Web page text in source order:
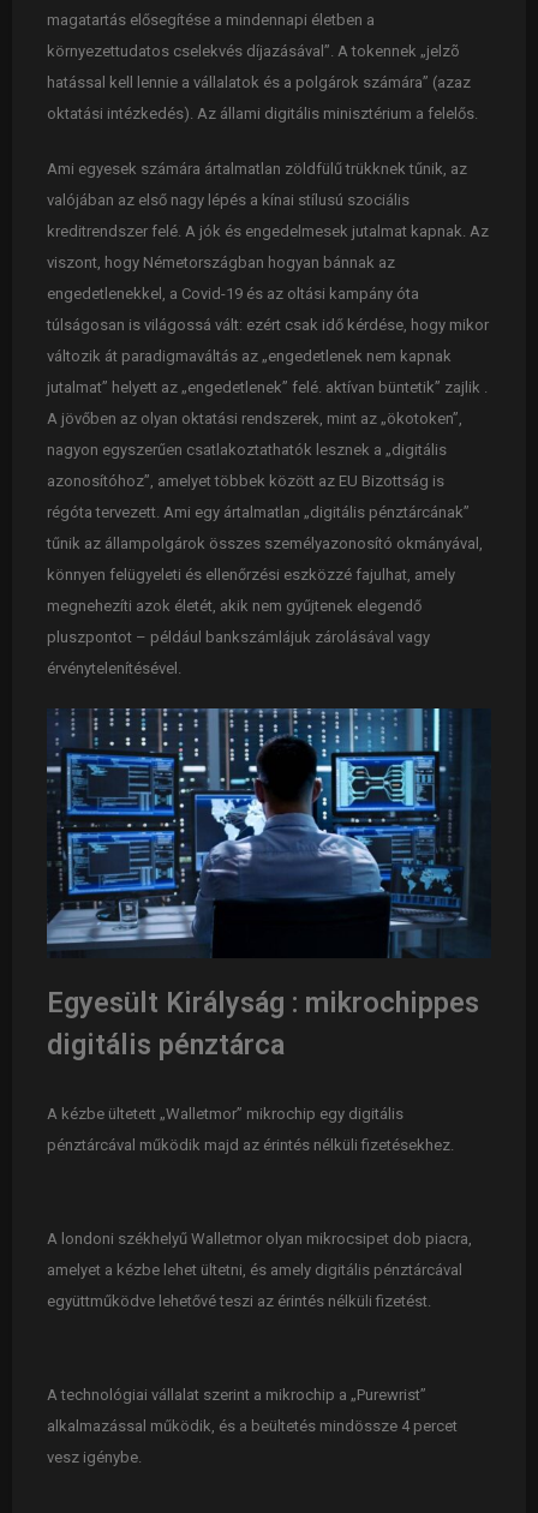
magatartás elősegítése a mindennapi életben a
környezettudatos cselekvés díjazásával”. A tokennek „jelzõ
hatással kell lennie a vállalatok és a polgárok számára” (azaz
oktatási intézkedés). Az állami digitális minisztérium a felelős.
Ami egyesek számára ártalmatlan zöldfülű trükknek tűnik, az
valójában az első nagy lépés a kínai stílusú szociális
kreditrendszer felé. A jók és engedelmesek jutalmat kapnak. Az
viszont, hogy Németországban hogyan bánnak az
engedetlenekkel, a Covid-19 és az oltási kampány óta
túlságosan is világossá vált: ezért csak idő kérdése, hogy mikor
változik át paradigmaváltás az „engedetlenek nem kapnak
jutalmat” helyett az „engedetlenek” felé. aktívan büntetik” zajlik .
A jövőben az olyan oktatási rendszerek, mint az „ökotoken”,
nagyon egyszerűen csatlakoztathatók lesznek a „digitális
azonosítóhoz”, amelyet többek között az EU Bizottság is
régóta tervezett. Ami egy ártalmatlan „digitális pénztárcának”
tűnik az állampolgárok összes személyazonosító okmányával,
könnyen felügyeleti és ellenőrzési eszközzé fajulhat, amely
megnehezíti azok életét, akik nem gyűjtenek elegendő
pluszpontot – például bankszámlájuk zárolásával vagy
érvénytelenítésével.
Egyesült Királyság : mikrochippes
digitális pénztárca
A kézbe ültetett „Walletmor” mikrochip egy digitális
pénztárcával működik majd az érintés nélküli fizetésekhez.
A londoni székhelyű Walletmor olyan mikrocsipet dob piacra,
amelyet a kézbe lehet ültetni, és amely digitális pénztárcával
együttműködve lehetővé teszi az érintés nélküli fizetést.
A technológiai vállalat szerint a mikrochip a „Purewrist”
alkalmazással működik, és a beültetés mindössze 4 percet
vesz igénybe.